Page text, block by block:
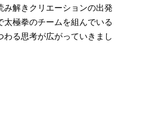
み解きクリエーションの出発
太極拳のチームを組んでいる
る思考が広がっていきまし